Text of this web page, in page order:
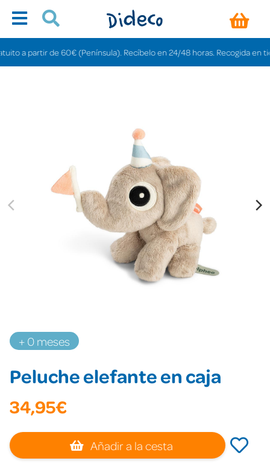
partir de 60€ (Península). Recíbelo en 24/48 horas. Recogida en
+ 0 meses
Peluche elefante en caja
34,95€
Añadir a la cesta